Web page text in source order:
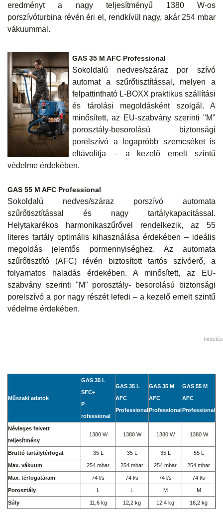
eredményt a nagy teljesítményű 1380 W-os
porszívóturbina révén éri el, rendkívül nagy, akár 254 mbar
vákuummal.
GAS 35 M AFC Professional
Sokoldalú nedves/száraz por szívó
automat a szűrőtisztítással, melyen a
felpattintható L-BOXX praktikus szállítási
és tárolási megoldásként szolgál. A
minősített, az EU-szabvány szerinti "M"
porosztály-besorolású biztonsági
porelszívó a legapróbb szemcséket is
eltávolítja – a kezelő emelt szintű
védelme érdekében.
GAS 55 M AFC Professional
Sokoldalú nedves/száraz porszívó automata
szűrőtisztítással és nagy tartálykapacitással.
Helytakarékos harmonikaszűrővel rendelkezik, az 55
literes tartály optimális kihasználása érdekében – ideális
megoldás jelentős pormennyiséghez. Az automata
szűrőtisztító (AFC) révén biztosított tartós szívóerő, a
folyamatos haladás érdekében. A minősített, az EU-
szabvány szerinti "M" porosztály- besorolású biztonsági
porelszívó a por nagy részét lefedi – a kezelő emelt szintű
védelme érdekében.
hirdetés
Műszaki adatok
GAS 35 L
SFC+
P
rofessional
GAS 35 L
AFC
Professional
GAS 35 M
AFC
Professional
GAS 55 M
AFC
Professional
Névleges felvett
teljesítmény
1380 W 1380 W 1380 W 1380 W
Bruttó tartálytérfogat 35 L 35 L 35 L 55 L
Max. vákuum 254 mbar 254 mbar 254 mbar 254 mbar
Max. térfogatáram 74 l/s 74 l/s 74 l/s 74 l/s
Porosztály L L M M
Súly 11,6 kg 12,2 kg 12,4 kg 16,2 kg